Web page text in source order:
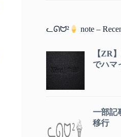
ᓚᘏᗢ² note –
【ZR
でハマ
一部記
移行